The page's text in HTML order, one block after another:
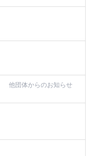
他団体からのお知らせ